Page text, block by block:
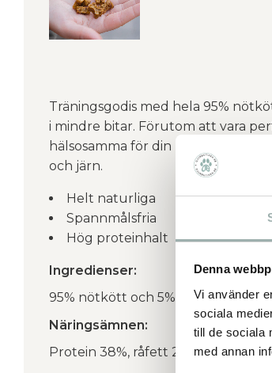
Denna
Vi använder
sociala
till de sociala
med annan
Träningsgodis med hela 95%
i mindre bitar. Förutom att vara
hälsosamma för din hund då de är
och järn.
Helt naturliga
Spannmålsfria
Hög proteinhalt
Ingredienser:
95% nötkött och 5% naturligt
Näringsämnen:
Protein 38%, råfett 20%, vattenhalt